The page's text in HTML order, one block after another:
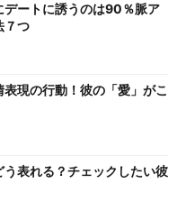
デートに誘うのは90％脈ア
７つ
現の行動！彼の「愛」がこ
う表れる？チェックしたい彼